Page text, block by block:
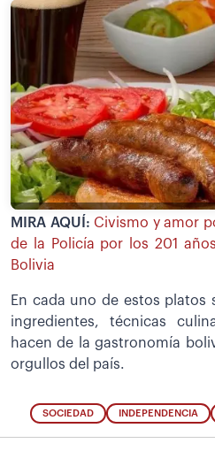
MIRA AQUÍ: Civismo y amor
de la Policía por los 201
Bolivia
En cada uno de estos platos
ingredientes, técnicas
hacen de la gastronomía
orgullos del país.
SOCIEDAD INDEPENDENCIA